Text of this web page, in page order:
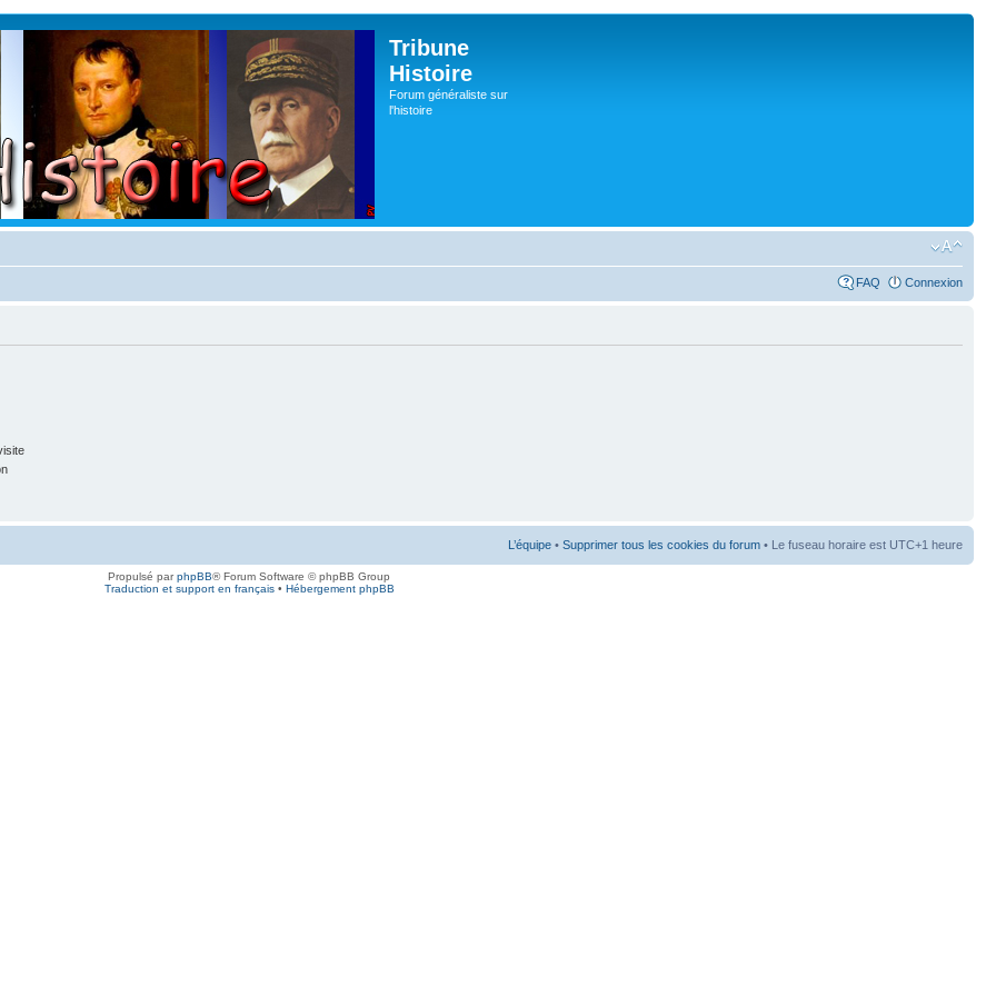
Tribune
Histoire
Forum généraliste sur
l'histoire
FAQ Connexion
L’équipe • Supprimer tous les cookies du forum • Le fuseau horaire est UTC+1 heure
Propulsé parphpBB® Forum Software © phpBB Group
Traduction et support en français• Hébergement phpBB